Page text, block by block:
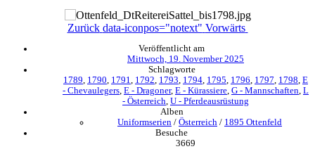
Zurück data-iconpos="notext" Vorwärts
Veröffentlicht am
Mittwoch, 19. November 2025
Schlagworte
1789 1790 1791 1792 1793 1794 1795 1796 1797 1798 E
- Chevaulegers E - Dragoner, E - Kürassiere G - Mannschaften L
- Österreich U - Pferdeausrüstung
Alben
Uniformserien / Österreich / 1895 Ottenfeld
Besuche
3669